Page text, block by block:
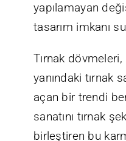
yapılamayan
tasarım imkanı
Tırnak
yanındaki tırnak
açan bir trendi
sanatını tırnak
birleştiren bu